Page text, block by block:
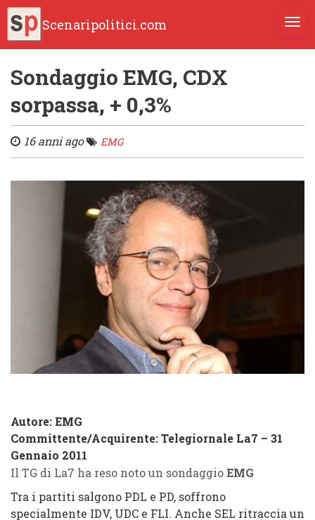
Scenaripolitici.com
Sondaggio EMG, CDX
sorpassa, + 0,3%
16 anni ago EMG
Autore: EMG
Committente/Acquirente:Telegiornale La7 – 31
Gennaio 2011
Il TG di La7 ha reso noto un sondaggioEMG
Tra i partiti salgono PDL e PD, soffrono
specialmente IDV, UDC e FLI. Anche SEL ritraccia un